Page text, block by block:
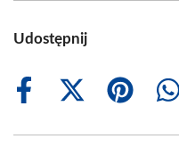
Udostępnij
Share
Share
(Twitter)
Share